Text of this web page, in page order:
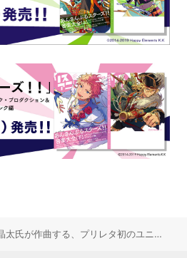
堀江晶太氏が作曲する、プリレタ初のユニットアイドル楽曲「言花Letter(s)!」配信開始！